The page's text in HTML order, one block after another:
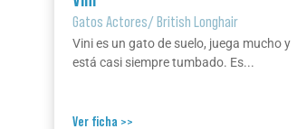
Gatos Actores/British Longhair
Vini es un gato de suelo, juega mucho y
está casi siempre tumbado. Es...
Ver ficha >>